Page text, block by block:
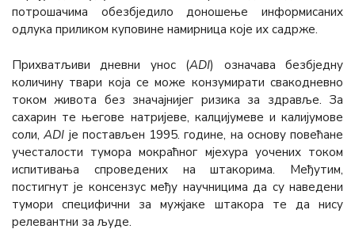
потрошачима обезбједило доношење информисаних
одлука приликом куповине намирница које их садрже.
Прихватљиви дневни унос (АDI) означава безбједну
количину твари која се може конзумирати свакодневно
током живота без значајнијег ризика за здравље. За
сахарин те његове натријеве, калцијумеве и калијумове
соли,АDI је постављен 1995. године, на основу повећане
учесталости тумора мокраћног мјехура уочених током
испитивања спроведених на штакорима. Међутим,
постигнут је консензус међу научницима да су наведени
тумори специфични за мужјаке штакора те да нису
релевантни за људе.